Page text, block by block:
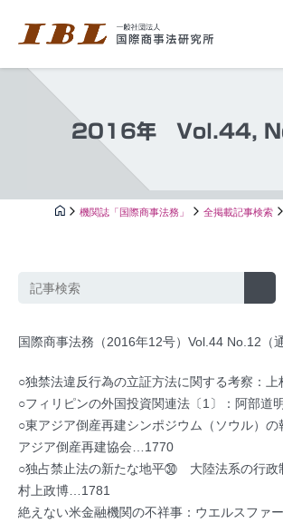
2016年 Vol.44,
機関誌「国際商事法務」 全掲載記事検索
国際商事法務（2016年12号）Vol.44 No.12（
○独禁法違反行為の立証方法に関する考察：
○フィリピンの外国投資関連法〔1〕：阿部道
○東アジア倒産再建シンポジウム（ソウル）の
アジア倒産再建協会…1770
○独占禁止法の新たな地平㉚ 大陸法系の行政
村上政博…1781
絶えない米金融機関の不祥事：ウエルスファ